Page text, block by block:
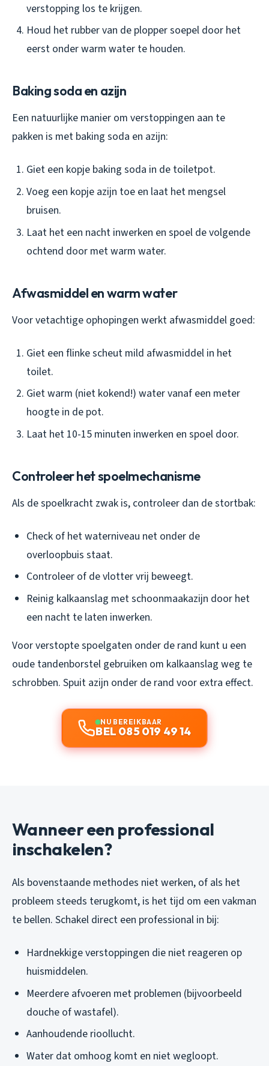
verstopping los te krijgen.
Houd het rubber van de plopper soepel door het
eerst onder warm water te houden.
Baking soda en azijn
Een natuurlijke manier om verstoppingen aan te
pakken is met baking soda en azijn:
Giet een kopje baking soda in de toiletpot.
Voeg een kopje azijn toe en laat het mengsel
bruisen.
Laat het een nacht inwerken en spoel de volgende
ochtend door met warm water.
Afwasmiddel en warm water
Voor vetachtige ophopingen werkt afwasmiddel goed:
Giet een flinke scheut mild afwasmiddel in het
toilet.
Giet warm (niet kokend!) water vanaf een meter
hoogte in de pot.
Laat het 10-15 minuten inwerken en spoel door.
Controleer het spoelmechanisme
Als de spoelkracht zwak is, controleer dan de stortbak:
Check of het waterniveau net onder de
overloopbuis staat.
Controleer of de vlotter vrij beweegt.
Reinig kalkaanslag met schoonmaakazijn door het
een nacht te laten inwerken.
Voor verstopte spoelgaten onder de rand kunt u een
oude tandenborstel gebruiken om kalkaanslag weg te
schrobben. Spuit azijn onder de rand voor extra effect.
NU BEREIKBAAR
BEL 085 019 49 14
Wanneer een professional
inschakelen?
Als bovenstaande methodes niet werken, of als het
probleem steeds terugkomt, is het tijd om een vakman
te bellen. Schakel direct een professional in bij:
Hardnekkige verstoppingen die niet reageren op
huismiddelen.
Meerdere afvoeren met problemen (bijvoorbeeld
douche of wastafel).
Aanhoudende rioollucht.
Water dat omhoog komt en niet wegloopt.